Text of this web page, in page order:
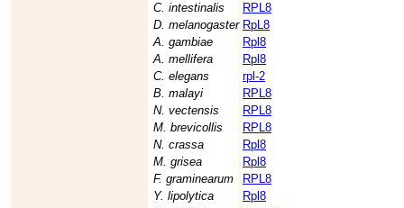
C. intestinalis
RPL8
D. melanogaster RpL8
A. gambiae
Rpl8
A. mellifera
Rpl8
C. elegans
rpl-2
B. malayi
RPL8
N. vectensis
RPL8
M. brevicollis
RPL8
N. crassa
Rpl8
M. grisea
Rpl8
F. graminearum
RPL8
Y. lipolytica
Rpl8